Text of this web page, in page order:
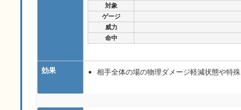
対象
ゲージ
威力
命中
効果 相手全体の場の物理ダメージ軽減状態や特